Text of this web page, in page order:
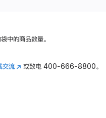
中的商品数量。
交流(在 或致电400-666-8800。